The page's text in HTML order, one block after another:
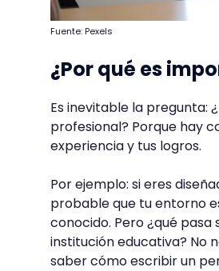
Fuente: Pexels
¿Por qué es
Es inevitable la pregunta:
profesional? Porque hay
experiencia y tus logros.
Por ejemplo: si eres
probable que tu entorno
conocido. Pero ¿qué
institución educativa? No
saber cómo escribir un